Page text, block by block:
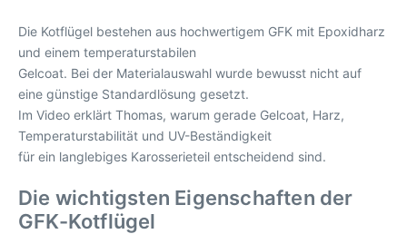
Die Kotflügel bestehen aus hochwertigem GFK mit Epoxidharz
und einem temperaturstabilen
Gelcoat. Bei der Materialauswahl wurde bewusst nicht auf
eine günstige Standardlösung gesetzt.
Im Video erklärt Thomas, warum gerade Gelcoat, Harz,
Temperaturstabilität und UV-Beständigkeit
für ein langlebiges Karosserieteil entscheidend sind.
Die wichtigsten Eigenschaften der
GFK-Kotflügel